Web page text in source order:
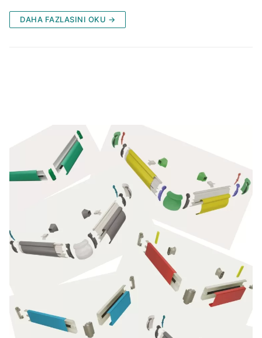
DAHA FAZLASINI OKU →